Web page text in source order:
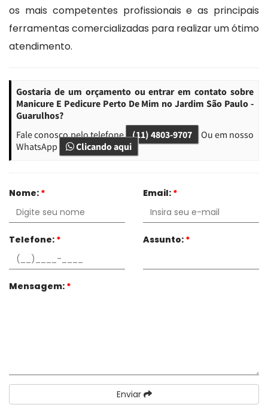
os mais competentes profissionais e as principais
ferramentas comercializadas para realizar um ótimo
atendimento.
Gostaria de um orçamento ou entrar em contato sobre
Manicure E Pedicure Perto De Mim no Jardim São Paulo -
Guarulhos?
Fale conosco pelo telefone (11) 4803-9707
Ou em nosso
WhatsApp
Clicando aqui
Nome: * Email: *
Telefone: * Assunto: *
Mensagem: *
Enviar